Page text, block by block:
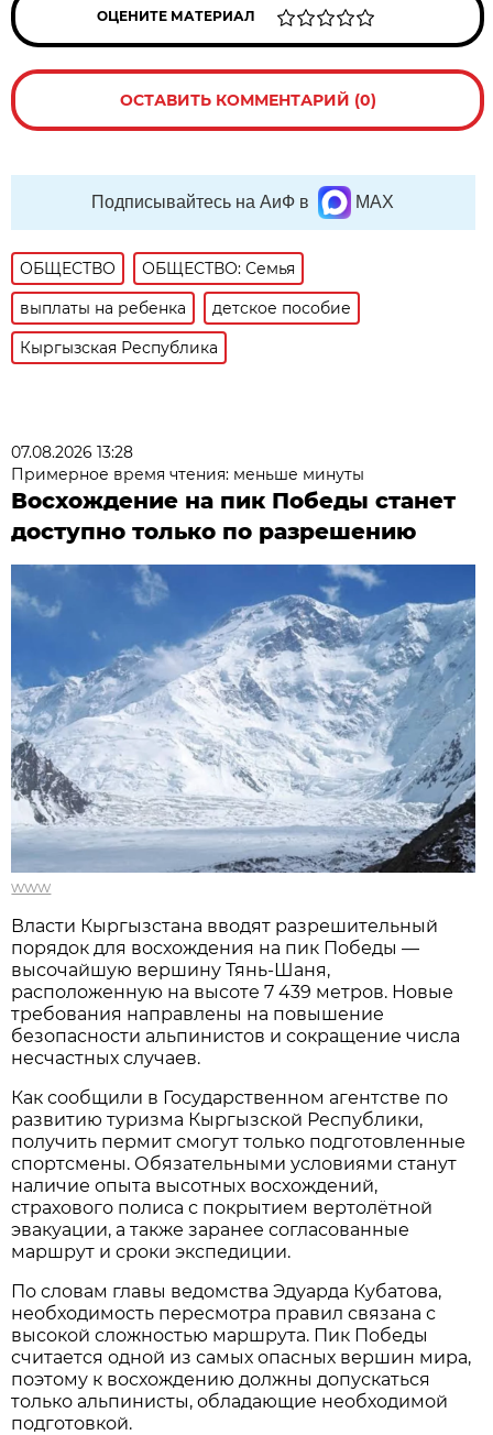
ОЦЕНИТЕ МАТЕРИАЛ
ОСТАВИТЬ КОММЕНТАРИЙ (0)
Подписывайтесь на АиФ в MAX
ОБЩЕСТВО
ОБЩЕСТВО: Семья
выплаты на ребенка
детское пособие
Кыргызская Республика
07.08.2026 13:28
Примерное время чтения: меньше минуты
Восхождение на пик Победы станет
доступно только по разрешению
www
Власти Кыргызстана вводят разрешительный
порядок для восхождения на пик Победы —
высочайшую вершину Тянь-Шаня,
расположенную на высоте 7 439 метров. Новые
требования направлены на повышение
безопасности альпинистов и сокращение числа
несчастных случаев.
Как сообщили в Государственном агентстве по
развитию туризма Кыргызской Республики,
получить пермит смогут только подготовленные
спортсмены. Обязательными условиями станут
наличие опыта высотных восхождений,
страхового полиса с покрытием вертолётной
эвакуации, а также заранее согласованные
маршрут и сроки экспедиции.
По словам главы ведомства Эдуарда Кубатова,
необходимость пересмотра правил связана с
высокой сложностью маршрута. Пик Победы
считается одной из самых опасных вершин мира,
поэтому к восхождению должны допускаться
только альпинисты, обладающие необходимой
подготовкой.